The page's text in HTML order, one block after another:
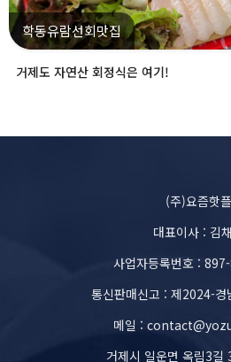
학동유람선회맛집
거제도 자연산 회정식은 여기!
(주)요즘핫플
대표이사 : 김
사업자등록번호 :
통신판매신고 : 제2024-
메일 :
거제시 일운면 옥림3길